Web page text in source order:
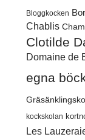
Bloggkocken
Chablis
Clotilde
Domaine de
egna
kockskolan
Les